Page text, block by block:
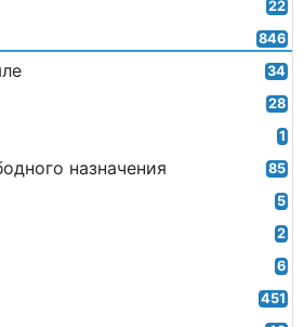
22
846
34
28
1
назначения 85
5
2
6
451